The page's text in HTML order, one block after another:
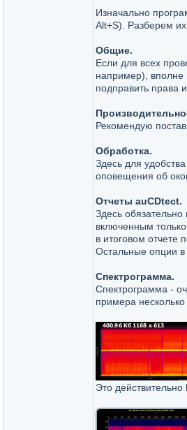
Изначально
Alt+S). Разберем их
Общие.
Если для всех
например), вполне
подправить права
Рекомендую
Обработка.
Здесь для
оповещения об
Отчеты auCDtect.
Здесь
включенным
в итоговом отчете
Остальные опции в
Спектрограмма.
Спектрограмма -
примера
Это действительно